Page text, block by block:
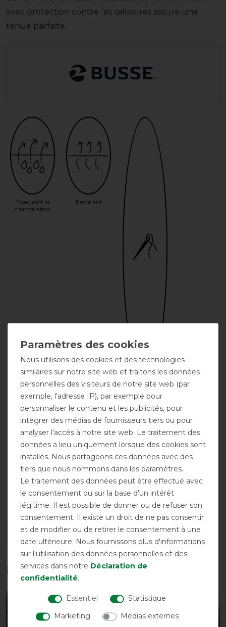
avec protection contre les salissures assure une
tenue parfaite.
Évacuant la
transpiration
Respirant
Broderie
possible
Fermeture
DÉTAILS SUR LA SÉCURITÉ DES PRODUITS
Les accessoires parfaits pour vous
-13%
Nous utilisons des cookies et des technologies
similaires sur notre site web et traitons les données
personnelles des visiteurs de notre site web (par
exemple, l'adresse IP), par exemple pour
personnaliser le contenu et les publicités, pour
intégrer des médias de fournisseurs tiers ou pour
analyser l'accès à notre site web. Le traitement des
données a lieu uniquement lorsque des cookies sont
installés. Nous partageons ces données avec des
tiers que nous nommons dans les paramètres.
Le traitement des données peut être effectué avec
le consentement ou sur la base d'un intérêt
légitime. Il est possible de donner ou de refuser son
consentement. Il existe un droit de ne pas consentir
et de modifier ou de retirer le consentement à une
date ultérieure. Nous fournissons plus d'informations
sur l'utilisation des données personnelles et des
services dans notre Déclaration de
confidentialité.
Essentiel
Statistique
Marketing
Médias externes